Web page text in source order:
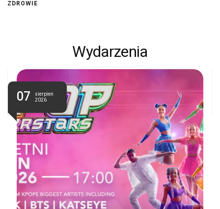
ZDROWIE
Wydarzenia
07
sierpień
2026